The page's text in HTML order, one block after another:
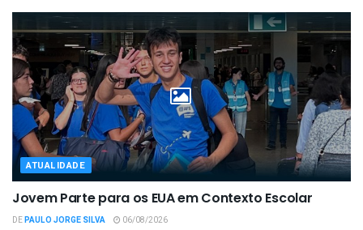
ATUALIDADE
Jovem Parte para os EUA em Contexto Escolar
DEPAULO JORGE SILVA 06/08/2026